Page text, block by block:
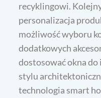
recyklingowi.
personalizacja
możliwość wyboru
dodatkowych
dostosować okna
stylu
technologia smart